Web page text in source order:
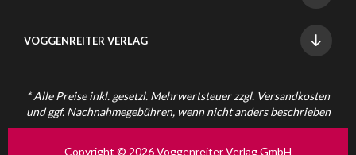
VOGGENREITER VERLAG
* Alle Preise inkl. gesetzl. Mehrwertsteuer zzgl. Versandkosten
und ggf. Nachnahmegebühren, wenn nicht anders beschrieben
Copyright © 2026 Voggenreiter Verlag GmbH